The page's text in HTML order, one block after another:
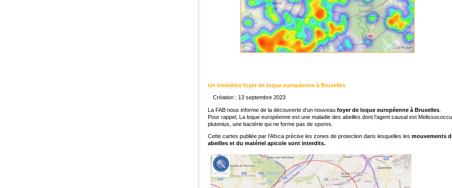
Un troisième foyer de loque européenne à Bruxelles
Création : 13 septembre 2023
La FAB nous informe de la découverte d’un nouveau foyer de loque européenne à Bruxelles
Pour rappel, La loque européenne est une maladie des abeilles dont l’agent causal est
plutonius, une bactérie qui ne forme pas de spores.
Cette cartes publiée par l’Afsca précise les zones de protection dans lesquelles les mouvements
abeilles et du matériel apicole sont interdits.